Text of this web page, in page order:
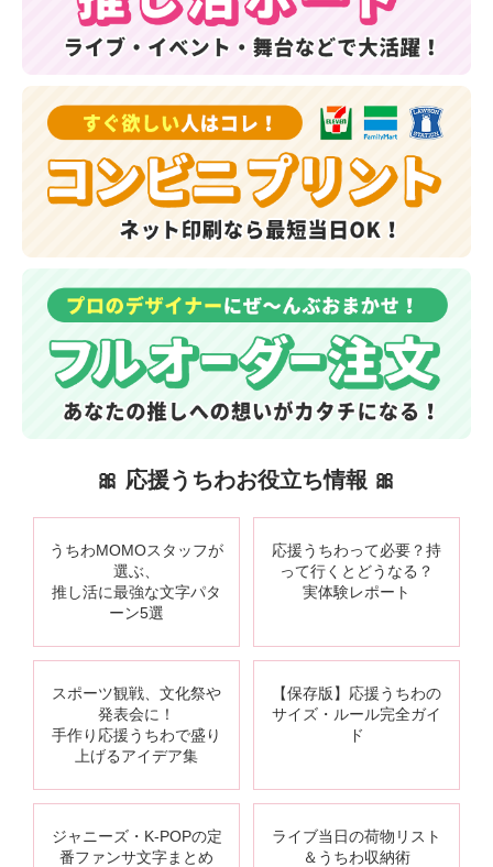
🎀 応援うちわお役立ち情報 🎀
うちわMOMOスタッフが
選ぶ、
推し活に最強な文字パタ
ーン5選
応援うちわって必要？持
って行くとどうなる？
実体験レポート
スポーツ観戦、文化祭や
発表会に！
手作り応援うちわで盛り
上げるアイデア集
【保存版】応援うちわの
サイズ・ルール完全ガイ
ド
ジャニーズ・K-POPの定
番ファンサ文字まとめ
ライブ当日の荷物リスト
＆うちわ収納術